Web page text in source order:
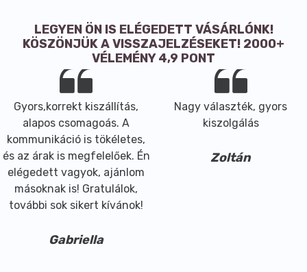
rozmaring) az egészséges, fényes és selymesen puha
hajért. Jelentősen meghosszabbítják a szín
tartósságát, erősítik a haj szerkezetét és védik a
színét az UV sugárzással szemben. Élvezze az
intenzív színeket még tovább!
A legkorszerűbb technológia segítségével a
Hennaplus képes a piacon lévő legalacsonyabb
ammóniatartalmú krémhajfesték előállítására,
miközben biztosítja az optimális színeredményt. Akár
a többi Hennaplus festék, a tartós hajfesték sem
tartalmaz P- Fenilenediamint, (amely a hajfestés
legelterjedtebb forrása.) Finom, természetet idéző
LEGYEN ÖN IS ELÉGEDETT VÁSÁRLÓNK!
KÖSZÖNJÜK A VISSZAJELZÉSEKET! 2000+
VÉLEMÉNY 4,9 PONT
Gyors,korrekt kiszállítás,
alapos csomagoás. A
kommunikáció is tökéletes,
és az árak is megfelelőek. Én
elégedett vagyok, ajánlom
másoknak is! Gratulálok,
további sok sikert kívánok!
Gabriella
Nagy választék, gyors
kiszolgálás
Zoltán